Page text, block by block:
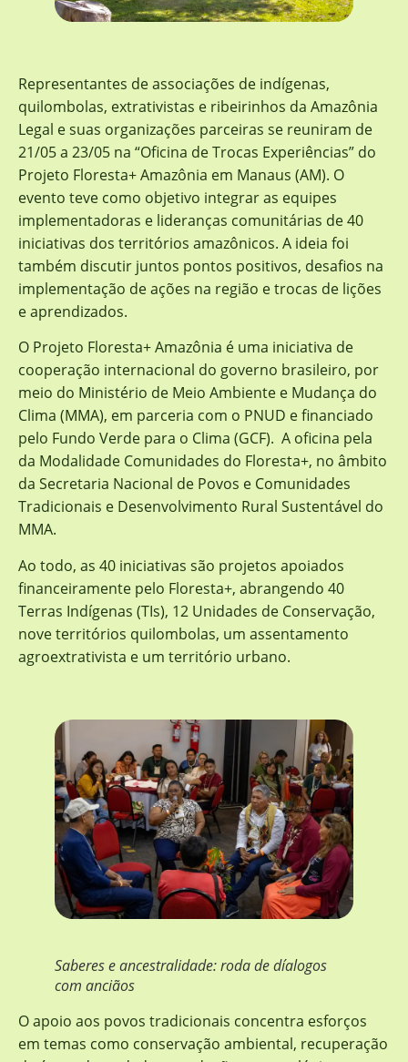
Representantes de associações de indígenas,
quilombolas, extrativistas e ribeirinhos da Amazônia
Legal e suas organizações parceiras se reuniram de
21/05 a 23/05 na “Oficina de Trocas Experiências” do
Projeto Floresta+ Amazônia em Manaus (AM). O
evento teve como objetivo integrar as equipes
implementadoras e lideranças comunitárias de 40
iniciativas dos territórios amazônicos. A ideia foi
também discutir juntos pontos positivos, desafios na
implementação de ações na região e trocas de lições
e aprendizados.
O Projeto Floresta+ Amazônia é uma iniciativa de
cooperação internacional do governo brasileiro, por
meio do Ministério de Meio Ambiente e Mudança do
Clima (MMA), em parceria com o PNUD e financiado
pelo Fundo Verde para o Clima (GCF). A oficina pela
da Modalidade Comunidades do Floresta+, no âmbito
da Secretaria Nacional de Povos e Comunidades
Tradicionais e Desenvolvimento Rural Sustentável do
MMA.
Ao todo, as 40 iniciativas são projetos apoiados
financeiramente pelo Floresta+, abrangendo 40
Terras Indígenas (TIs), 12 Unidades de Conservação,
nove territórios quilombolas, um assentamento
agroextrativista e um território urbano.
Saberes e ancestralidade: roda de díalogos
com anciãos
O apoio aos povos tradicionais concentra esforços
em temas como conservação ambiental, recuperação